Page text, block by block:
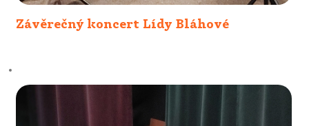
Závěrečný koncert Lídy Bláhové